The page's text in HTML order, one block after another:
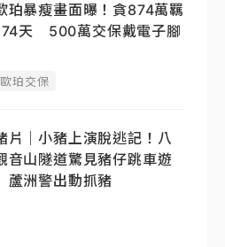
珀暴瘦畫面曝！貪874萬羈
天 500萬交保戴電子腳
珀交保
片｜小豬上演脫逃記！八
音山隧道驚見豬仔跳車遊
洲警出動抓豬